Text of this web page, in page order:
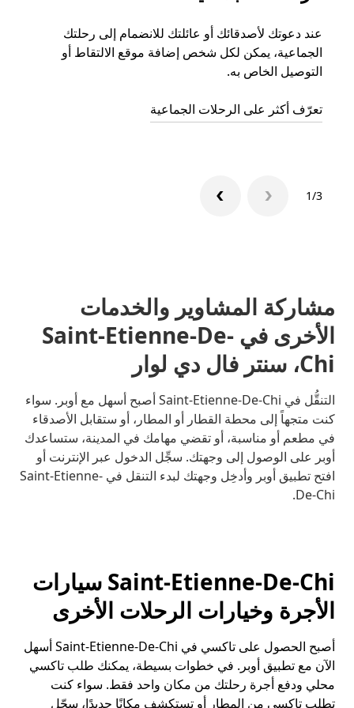
عند دعوتك لأصدقائك أو عائلتك للانضمام إلى رحلتك
الجماعية، يمكن لكل شخص إضافة موقع الالتقاط أو
التوصيل الخاص به.
تعرّف أكثر على الرحلات الجماعية
1/3
مشاركة المشاوير والخدمات
الأخرى في Saint-Etienne-De-
Chi، سنتر فال دي لوار
التنقُّل في Saint-Etienne-De-Chi أصبح أسهل مع أوبر. سواء
كنت متجهاً إلى محطة القطار أو المطار، أو ستقابل الأصدقاء
في مطعم أو مناسبة، أو تقضي مهامك في المدينة، ستساعدك
أوبر على الوصول إلى وجهتك. سجِّل الدخول عبر الإنترنت أو
افتح تطبيق أوبر وأدخِل وجهتك لبدء التنقل في Saint-Etienne-
De-Chi.
Saint-Etienne-De-Chi سيارات
الأجرة وخيارات الرحلات الأخرى
أصبح الحصول على تاكسي في Saint-Etienne-De-Chi أسهل
الآن مع تطبيق أوبر. في خطوات بسيطة، يمكنك طلب تاكسي
محلي ودفع أجرة رحلتك من مكان واحد فقط. سواء كنت
تطلب تاكسي من المطار أو تستكشف مكانًا جديدًا، سجّل